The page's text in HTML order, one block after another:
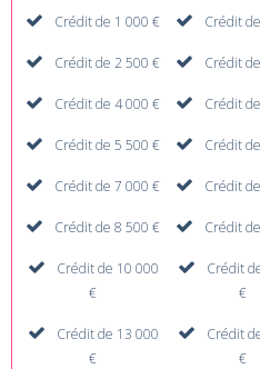
Crédit de 1 000 € Crédit
Crédit de 2 500 € Crédit
Crédit de 4 000 € Crédit
Crédit de 5 500 € Crédit
Crédit de 7 000 € Crédit
Crédit de 8 500 € Crédit
Crédit de 10 000
€
Crédit
€
Crédit de 13 000
€
Crédit
€